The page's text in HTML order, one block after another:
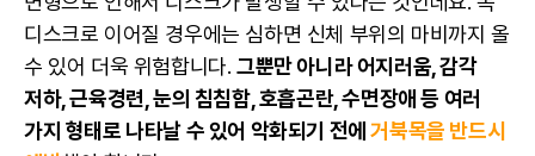
디스크로 이어질 경우에는 심하면 신체 부위의 마비까지 올
수 있어 더욱 위험합니다.그뿐만 아니라 어지러움, 감각
저하, 근육경련, 눈의 침침함, 호흡곤란, 수면장애 등 여러
가지 형태로 나타날 수 있어 악화되기 전에거북목을 반드시